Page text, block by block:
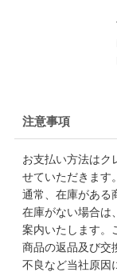
注意事項
お支払い方法はク
せていただきます。
通常、在庫がある
在庫がない場合は
案内いたします。
商品の返品及び交
不良など当社原因